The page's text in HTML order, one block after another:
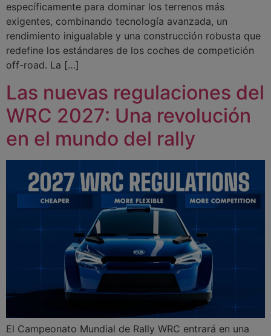
específicamente para dominar los terrenos más
exigentes, combinando tecnología avanzada, un
rendimiento inigualable y una construcción robusta que
redefine los estándares de los coches de competición
off-road. La […]
Las nuevas regulaciones del
WRC 2027: Una revolución
en el mundo del rally
El Campeonato Mundial de Rally WRC entrará en una